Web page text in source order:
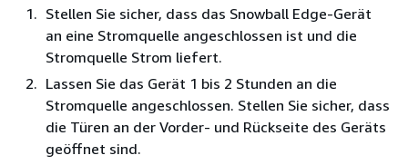
Stellen Sie sicher, dass das Snowball Edge-Gerät
an eine Stromquelle angeschlossen ist und die
Stromquelle Strom liefert.
Lassen Sie das Gerät 1 bis 2 Stunden an die
Stromquelle angeschlossen. Stellen Sie sicher, dass
die Türen an der Vorder- und Rückseite des Geräts
geöffnet sind.